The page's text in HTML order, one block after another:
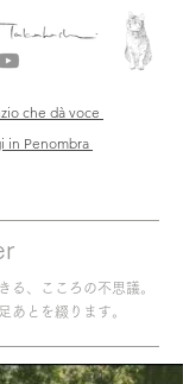
che dà voce
in Penombra
る、こころの不思議。
あとを綴ります。